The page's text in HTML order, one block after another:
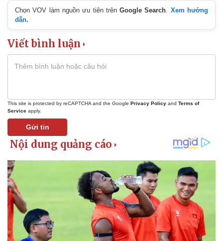
Kinh tế
Bất động sản
Khởi nghiệp
Thị trường
Giá vàng
Tiêu dùng
Tỷ giá
Chứng khoán
Chọn VOV làm nguồn ưu tiên trênGoogle Search. Xem hướng
dẫn.
Viết bình luận
This site is protected by reCAPTCHA and the Google Privacy Policy and Terms of
Service apply.
Gửi tin